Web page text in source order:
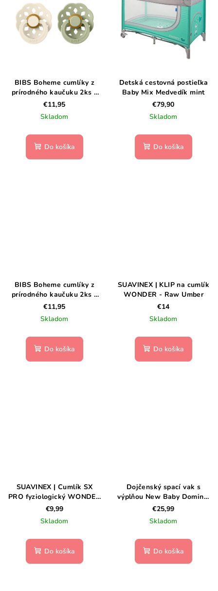
BIBS Boheme cumlíky z
prírodného kaučuku 2ks –
veľkosť 1- Ivory / Sage
€11,95
Skladom
Do košíka
Detská cestovná postieľka
Baby Mix Medvedík mint
€79,90
Skladom
Do košíka
BIBS Boheme cumlíky z
prírodného kaučuku 2ks –
veľkosť 1- Vanilla / Peach
€11,95
Skladom
Do košíka
SUAVINEX | KLIP na cumlík
WONDER - Raw Umber
€14
Skladom
Do košíka
SUAVINEX | Cumlík SX
PRO fyziologický WONDER
6/18m - Raw Umber
€9,99
Skladom
Do košíka
Dojčenský spací vak s
výplňou New Baby Dominik
ružová 68/74
€25,99
Skladom
Do košíka